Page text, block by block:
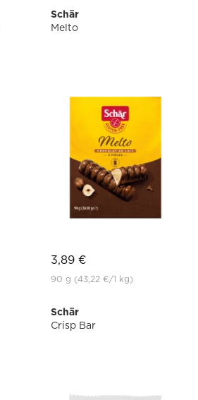
Schär
Melto
3,89 €
90 g (43,22 €/1 kg)
Schär
Crisp Bar